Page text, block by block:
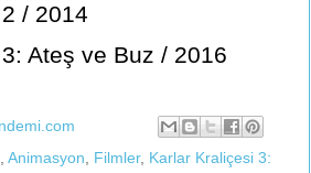
/ 2014
Ateş ve Buz / 2016
, Animasyon, Filmler, Karlar Kraliçesi 3: